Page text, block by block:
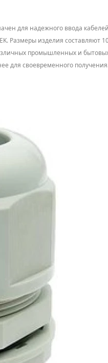
для надежного ввода
Размеры изделия составляют
промышленных и
для своевременного